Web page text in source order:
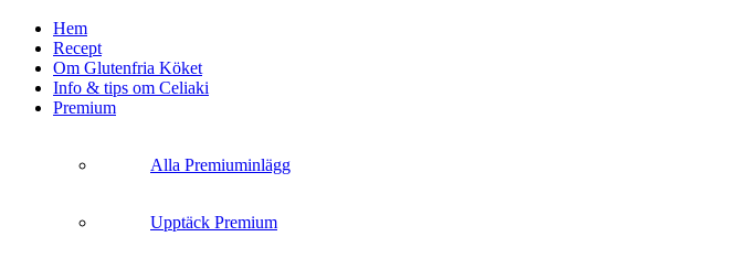
search
Menu
Hem
Recept
Om Glutenfria Köket
Info & tips om Celiaki
Premium
Alla Premiuminlägg
Upptäck Premium